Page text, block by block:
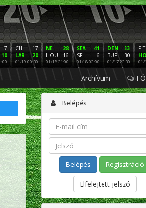
7
10
17
CHI
20
LAR
01/19 00:30
28
NE
16
HOU
01/18 21:00
41
SEA
6
SF
01/18 02:00
33
DEN
30
BUF
01/17 22:30
PIT
01/
Archívum
Belépés
Regisztráció
Elfelejtett jelszó